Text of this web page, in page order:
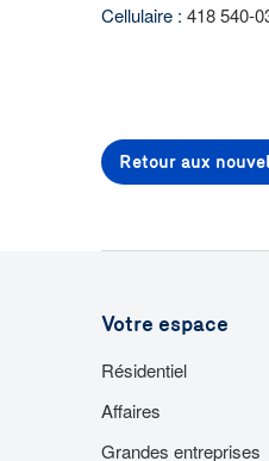
Cellulaire : 418 540-
Retour aux
Votre espace
Résidentiel
Affaires
Grandes entreprises